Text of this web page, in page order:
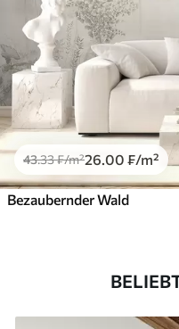
43.33₣/m²26 .00 ₣/m²
Bezaubernder Wald